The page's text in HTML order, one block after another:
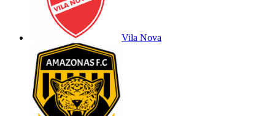
Vila Nova